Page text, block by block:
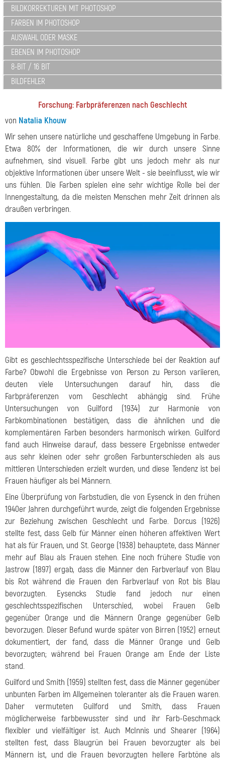
BILDKORREKTUREN MIT PHOTOSHOP
FARBEN IM PHOTOSHOP
AUSWAHL ODER MASKE
EBENEN IM PHOTOSHOP
8-BIT / 16 BIT
BILDFEHLER
Forschung: Farbpräferenzen nach Geschlecht
von Natalia Khouw
Wir sehen unsere natürliche und geschaffene Umgebung in Farbe.
Etwa 80% der Informationen, die wir durch unsere Sinne
aufnehmen, sind visuell. Farbe gibt uns jedoch mehr als nur
objektive Informationen über unsere Welt - sie beeinflusst, wie wir
uns fühlen. Die Farben spielen eine sehr wichtige Rolle bei der
Innengestaltung, da die meisten Menschen mehr Zeit drinnen als
draußen verbringen.
Gibt es geschlechtsspezifische Unterschiede bei der Reaktion auf
Farbe? Obwohl die Ergebnisse von Person zu Person variieren,
deuten viele Untersuchungen darauf hin, dass die
Farbpräferenzen vom Geschlecht abhängig sind. Frühe
Untersuchungen von Guilford (1934) zur Harmonie von
Farbkombinationen bestätigen, dass die ähnlichen und die
komplementären Farben besonders harmonisch wirken. Guilford
fand auch Hinweise darauf, dass bessere Ergebnisse entweder
aus sehr kleinen oder sehr großen Farbunterschieden als aus
mittleren Unterschieden erzielt wurden, und diese Tendenz ist bei
Frauen häufiger als bei Männern.
Eine Überprüfung von Farbstudien, die von Eysenck in den frühen
1940er Jahren durchgeführt wurde, zeigt die folgenden Ergebnisse
zur Beziehung zwischen Geschlecht und Farbe. Dorcus (1926)
stellte fest, dass Gelb für Männer einen höheren affektiven Wert
hat als für Frauen, und St. George (1938) behauptete, dass Männer
mehr auf Blau als Frauen stehen. Eine noch frühere Studie von
Jastrow (1897) ergab, dass die Männer den Farbverlauf von Blau
bis Rot während die Frauen den Farbverlauf von Rot bis Blau
bevorzugten. Eysencks Studie fand jedoch nur einen
geschlechtsspezifischen Unterschied, wobei Frauen Gelb
gegenüber Orange und die Männern Orange gegenüber Gelb
bevorzugen. Dieser Befund wurde später von Birren (1952) erneut
dokumentiert, der fand, dass die Männer Orange und Gelb
bevorzugten; während bei Frauen Orange am Ende der Liste
stand.
Guilford und Smith (1959) stellten fest, dass die Männer gegenüber
unbunten Farben im Allgemeinen toleranter als die Frauen waren.
Daher vermuteten Guilford und Smith, dass Frauen
möglicherweise farbbewusster sind und ihr Farb-Geschmack
flexibler und vielfältiger ist. Auch McInnis und Shearer (1964)
stellten fest, dass Blaugrün bei Frauen bevorzugter als bei
Männern ist, und die Frauen bevorzugten hellere Farbtöne als